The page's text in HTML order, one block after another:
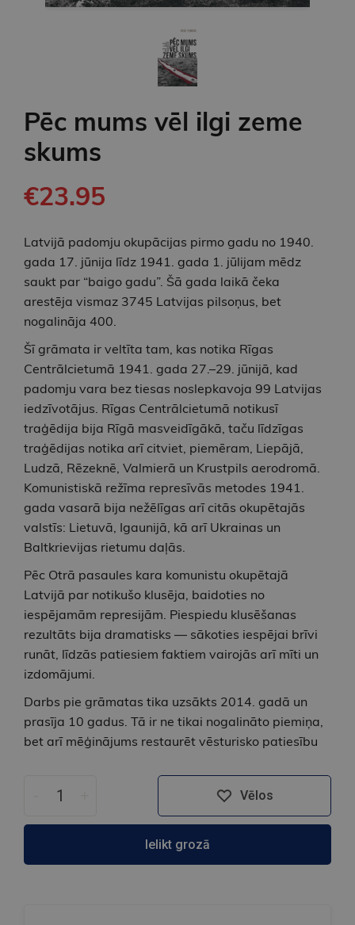
Pēc mums vēl ilgi zeme
skums
€23.95
Latvijā padomju okupācijas pirmo gadu no 1940.
gada 17. jūnija līdz 1941. gada 1. jūlijam mēdz
saukt par “baigo gadu”. Šā gada laikā čeka
arestēja vismaz 3745 Latvijas pilsoņus, bet
nogalināja 400.
Šī grāmata ir veltīta tam, kas notika Rīgas
Centrālcietumā 1941. gada 27.–29. jūnijā, kad
padomju vara bez tiesas noslepkavoja 99 Latvijas
iedzīvotājus. Rīgas Centrālcietumā notikusī
traģēdija bija Rīgā masveidīgākā, taču līdzīgas
traģēdijas notika arī citviet, piemēram, Liepājā,
Ludzā, Rēzeknē, Valmierā un Krustpils aerodromā.
Komunistiskā režīma represīvās metodes 1941.
gada vasarā bija nežēlīgas arī citās okupētajās
valstīs: Lietuvā, Igaunijā, kā arī Ukrainas un
Baltkrievijas rietumu daļās.
Pēc Otrā pasaules kara komunistu okupētajā
Latvijā par notikušo klusēja, baidoties no
iespējamām represijām. Piespiedu klusēšanas
rezultāts bija dramatisks –– sākoties iespējai brīvi
runāt, līdzās patiesiem faktiem vairojās arī mīti un
izdomājumi.
Darbs pie grāmatas tika uzsākts 2014. gadā un
prasīja 10 gadus. Tā ir ne tikai nogalināto piemiņa,
bet arī mēģinājums restaurēt vēsturisko patiesību
Vēlos
Ielikt grozā